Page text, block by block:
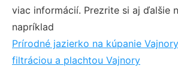
viac informácií. Prezrite si aj ďalšie
napríklad
Prírodné jazierko na kúpanie Vajnory
filtráciou a plachtou Vajnory